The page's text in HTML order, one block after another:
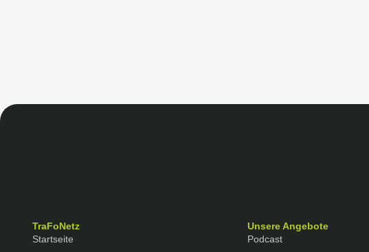
TraFoNetz
Startseite
Unsere Angebote
Podcast